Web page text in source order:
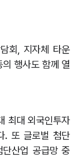
회 , 지자체 타운
행사도 함께 열
최대 외국인투자
. 또 글로벌 첨단
산업 공급망 중